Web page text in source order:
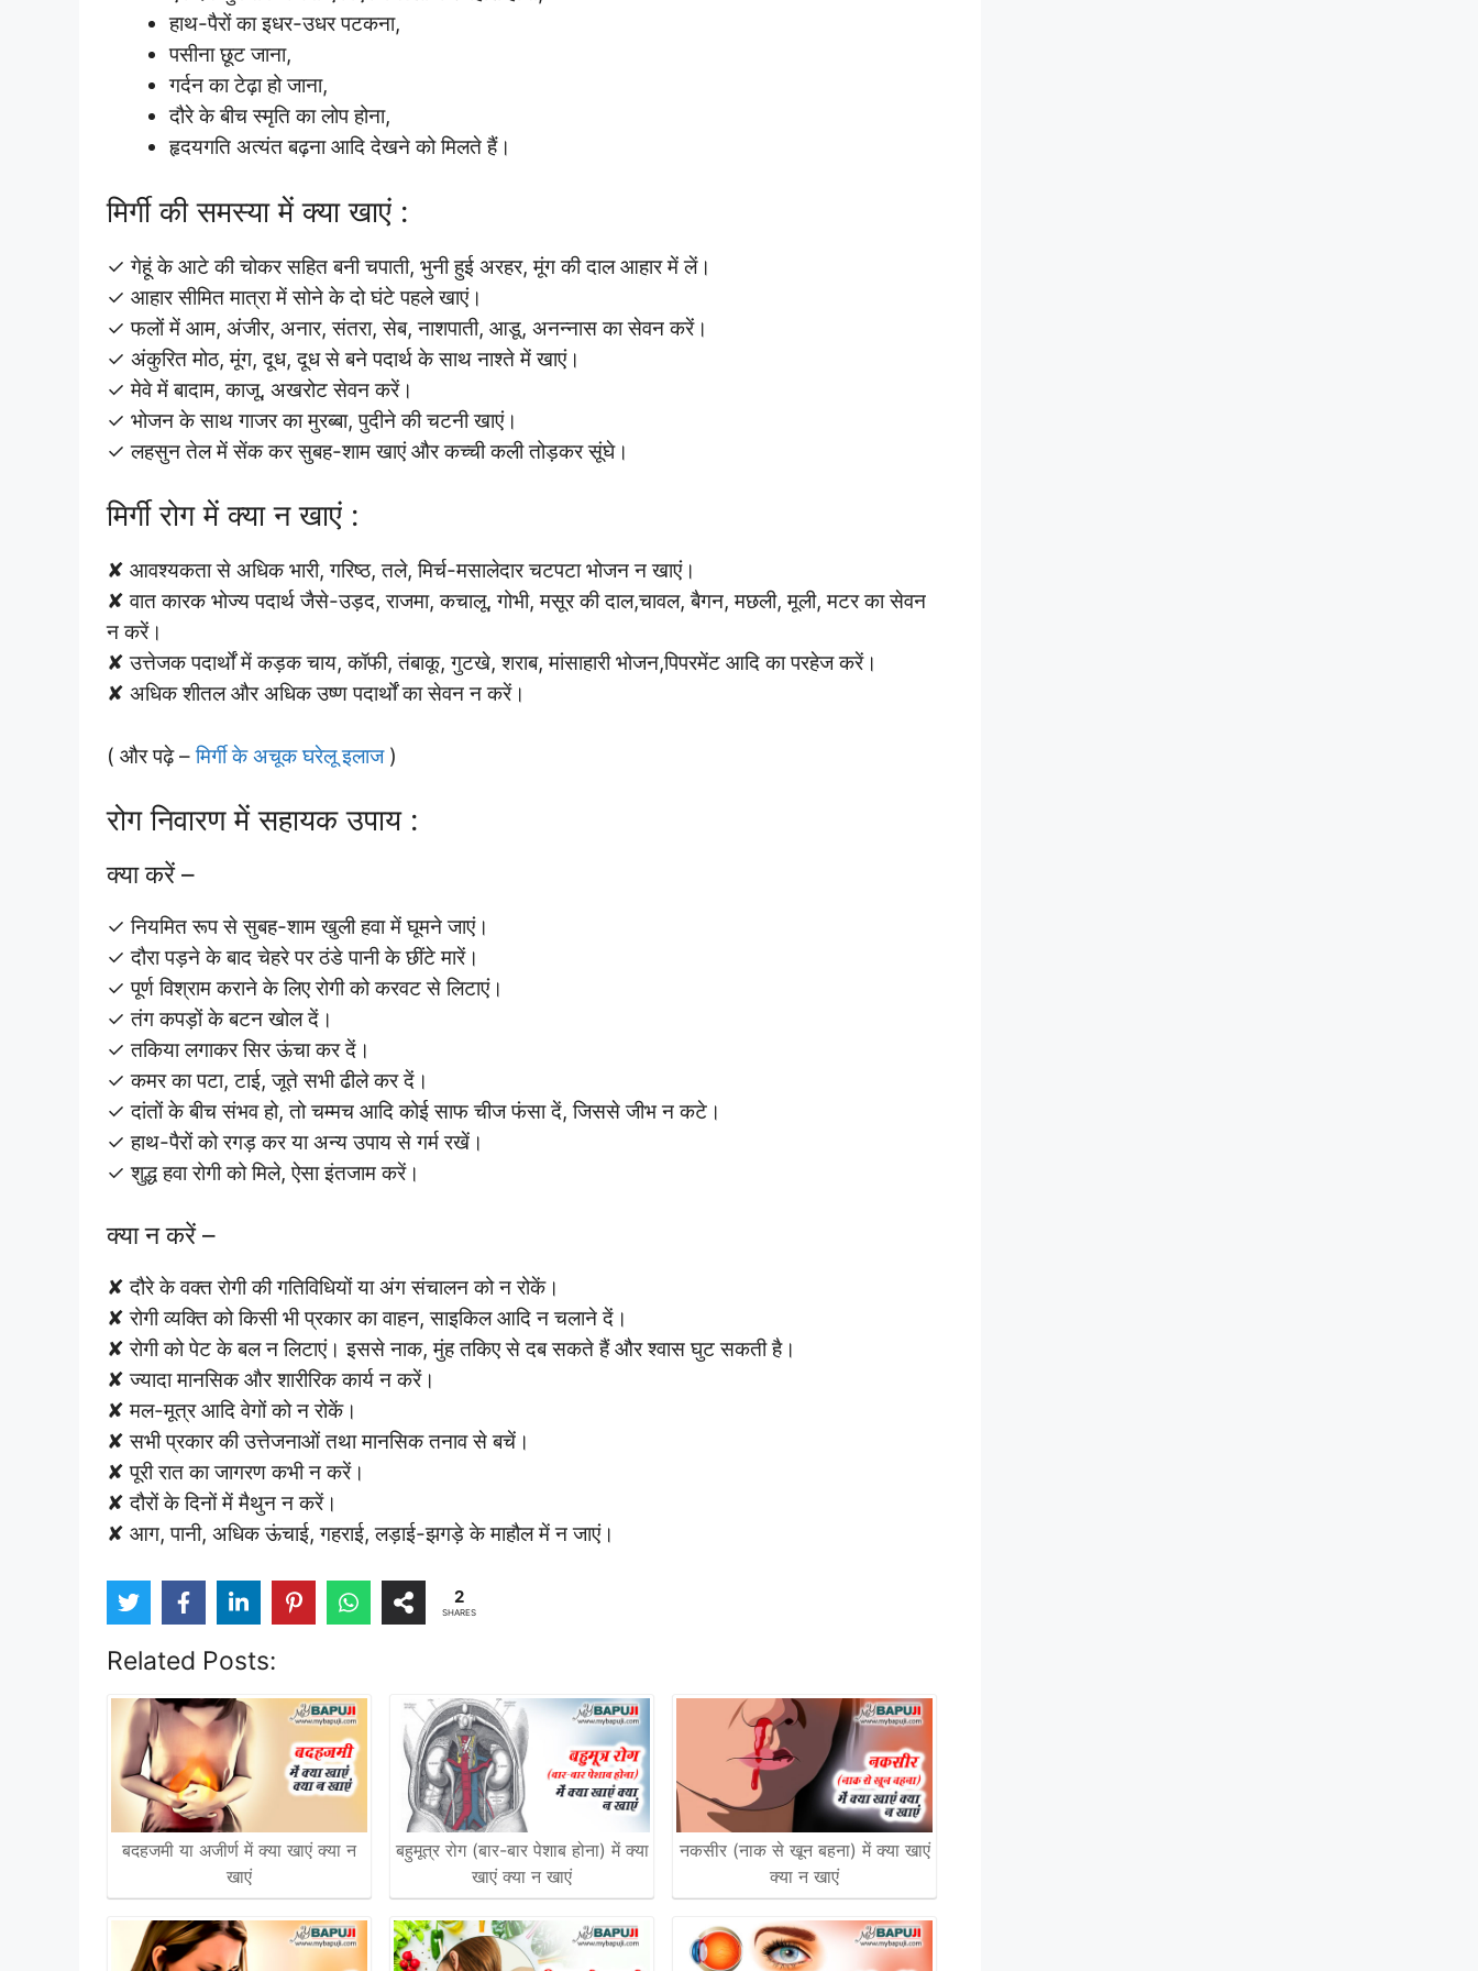
हाथ-पैरों का इधर-उधर पटकना,
पसीना छूट जाना,
गर्दन का टेढ़ा हो जाना,
दौरे के बीच स्मृति का लोप होना,
हृदयगति अत्यंत बढ़ना आदि देखने को मिलते हैं।
मिर्गी की समस्या में क्या खाएं :
✓ गेहूं के आटे की चोकर सहित बनी चपाती, भुनी हुई अरहर, मूंग की दाल आहार में लें।
✓ आहार सीमित मात्रा में सोने के दो घंटे पहले खाएं।
✓ फलों में आम, अंजीर, अनार, संतरा, सेब, नाशपाती, आडू, अनन्नास का सेवन करें।
✓ अंकुरित मोठ, मूंग, दूध, दूध से बने पदार्थ के साथ नाश्ते में खाएं।
✓ मेवे में बादाम, काजू, अखरोट सेवन करें।
✓ भोजन के साथ गाजर का मुरब्बा, पुदीने की चटनी खाएं।
✓ लहसुन तेल में सेंक कर सुबह-शाम खाएं और कच्ची कली तोड़कर सूंघे।
मिर्गी रोग में क्या न खाएं :
✘ आवश्यकता से अधिक भारी, गरिष्ठ, तले, मिर्च-मसालेदार चटपटा भोजन न खाएं।
✘ वात कारक भोज्य पदार्थ जैसे-उड़द, राजमा, कचालू, गोभी, मसूर की दाल,चावल, बैगन, मछली, मूली, मटर का सेवन
न करें।
✘ उत्तेजक पदार्थों में कड़क चाय, कॉफी, तंबाकू, गुटखे, शराब, मांसाहारी भोजन,पिपरमेंट आदि का परहेज करें।
✘ अधिक शीतल और अधिक उष्ण पदार्थों का सेवन न करें।
( और पढ़े –मिर्गी के अचूक घरेलू इलाज)
रोग निवारण में सहायक उपाय :
क्या करें –
✓ नियमित रूप से सुबह-शाम खुली हवा में घूमने जाएं।
✓ दौरा पड़ने के बाद चेहरे पर ठंडे पानी के छींटे मारें।
✓ पूर्ण विश्राम कराने के लिए रोगी को करवट से लिटाएं।
✓ तंग कपड़ों के बटन खोल दें।
✓ तकिया लगाकर सिर ऊंचा कर दें।
✓ कमर का पटा, टाई, जूते सभी ढीले कर दें।
✓ दांतों के बीच संभव हो, तो चम्मच आदि कोई साफ चीज फंसा दें, जिससे जीभ न कटे।
✓ हाथ-पैरों को रगड़ कर या अन्य उपाय से गर्म रखें।
✓ शुद्ध हवा रोगी को मिले, ऐसा इंतजाम करें।
क्या न करें –
✘ दौरे के वक्त रोगी की गतिविधियों या अंग संचालन को न रोकें।
✘ रोगी व्यक्ति को किसी भी प्रकार का वाहन, साइकिल आदि न चलाने दें।
✘ रोगी को पेट के बल न लिटाएं। इससे नाक, मुंह तकिए से दब सकते हैं और श्वास घुट सकती है।
✘ ज्यादा मानसिक और शारीरिक कार्य न करें।
✘ मल-मूत्र आदि वेगों को न रोकें।
✘ सभी प्रकार की उत्तेजनाओं तथा मानसिक तनाव से बचें।
✘ पूरी रात का जागरण कभी न करें।
✘ दौरों के दिनों में मैथुन न करें।
✘ आग, पानी, अधिक ऊंचाई, गहराई, लड़ाई-झगड़े के माहौल में न जाएं।
2
SHARES
Related Posts:
बदहजमी या अजीर्ण में क्या खाएं क्या न
खाएं
बहुमूत्र रोग (बार-बार पेशाब होना) में क्या
खाएं क्या न खाएं
नकसीर (नाक से खून बहना) में क्या खाएं
क्या न खाएं